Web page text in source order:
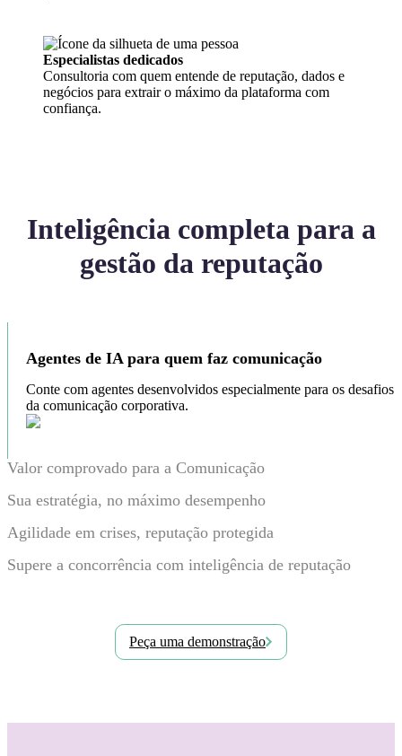
Especialistas dedicados
Consultoria com quem entende de reputação, dados e
negócios para extrair o máximo da plataforma com
confiança.
Inteligência completa para a
gestão da reputação
Agentes de IA para quem faz comunicação
Conte com agentes desenvolvidos especialmente para os desafios
da comunicação corporativa.
Valor comprovado para a Comunicação
Sua estratégia, no máximo desempenho
Agilidade em crises, reputação protegida
Supere a concorrência com inteligência de reputação
Peça uma demonstração